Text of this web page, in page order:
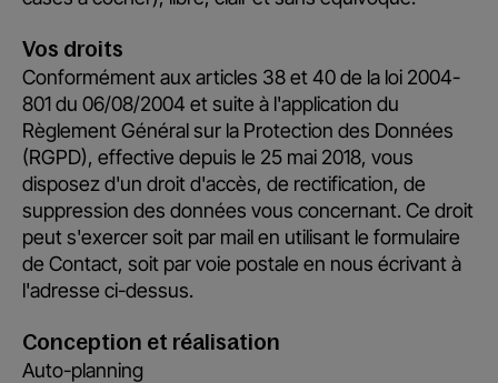
Vos droits
Conformément aux articles 38 et 40 de la loi 2004-
801 du 06/08/2004 et suite à l'application du
Règlement Général sur la Protection des Données
(RGPD), effective depuis le 25 mai 2018, vous
disposez d'un droit d'accès, de rectification, de
suppression des données vous concernant. Ce droit
peut s'exercer soit par mail en utilisant le formulaire
de Contact, soit par voie postale en nous écrivant à
l'adresse ci-dessus.
Conception et réalisation
Auto-planning